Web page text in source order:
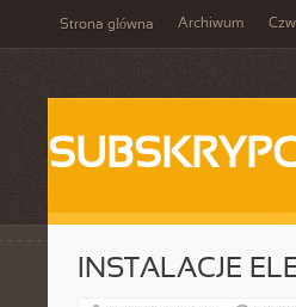
Strona główna Archiwum
INSTALACJE